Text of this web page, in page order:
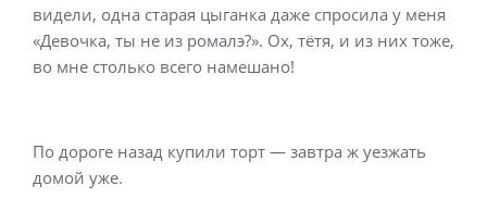
видели, одна старая цыганка даже спросила у меня
«Девочка, ты не из ромалэ?». Ох, тётя, и из них тоже,
во мне столько всего намешано!
По дороге назад купили торт — завтра ж уезжать
домой уже.